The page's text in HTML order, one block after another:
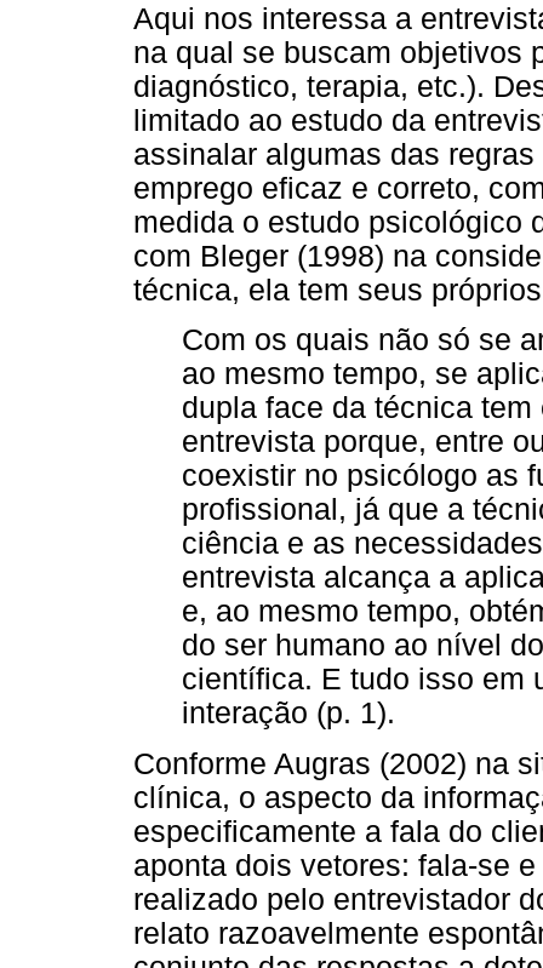
Aqui nos interessa a
na qual se buscam objetivos
diagnóstico, terapia, etc.).
limitado ao estudo da
assinalar algumas das
emprego eficaz e correto,
medida o estudo psicológico
com Bleger (1998) na
técnica, ela tem seus
Com os quais não só se
ao mesmo tempo, se
dupla face da técnica
entrevista porque, entre
coexistir no psicólogo as
profissional, já que a
ciência e as
entrevista alcança a
e, ao mesmo tempo,
do ser humano ao nível
científica. E tudo isso em
interação (p. 1).
Conforme Augras (2002) na
clínica, o aspecto da
especificamente a fala do
aponta dois vetores: fala-se
realizado pelo entrevistador
relato razoavelmente